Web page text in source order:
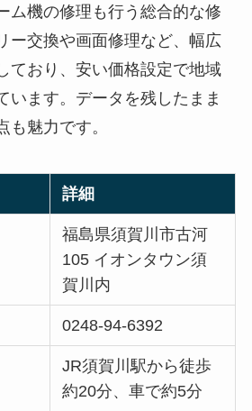
ム機の修理も行う総合的な修
ー交換や画面修理など、幅広
ており、安い価格設定で地域
います。データを残したまま
も魅力です。
詳細
福島県須賀川市古河
105 イオンタウン須
賀川内
0248-94-6392
JR須賀川駅から徒歩
約20分、車で約5分